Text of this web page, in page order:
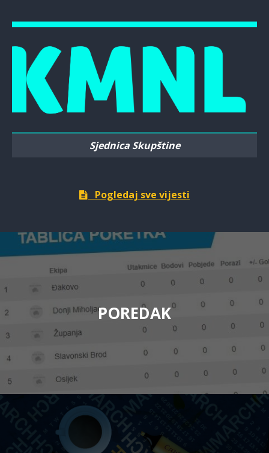
Sjednica Skupštine
Pogledaj sve vijesti
POREDAK